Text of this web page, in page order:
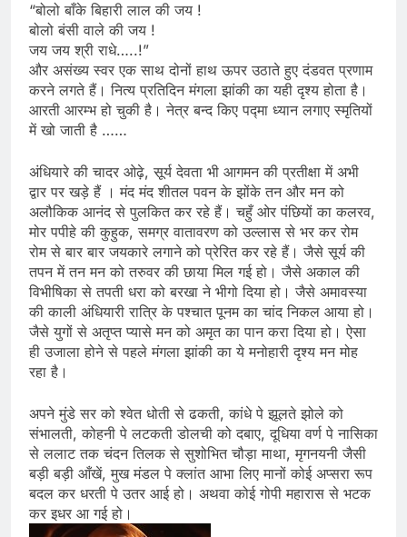
“बोलो बाँके बिहारी लाल की जय !
बोलो बंसी वाले की जय !
जय जय श्री राधे…..!”
और असंख्य स्वर एक साथ दोनों हाथ ऊपर उठाते हुए दंडवत प्रणाम
करने लगते हैं। नित्य प्रतिदिन मंगला झांकी का यही दृश्य होता है।
आरती आरम्भ हो चुकी है। नेत्र बन्द किए पद्मा ध्यान लगाए स्मृतियों
में खो जाती है ……
अंधियारे की चादर ओढ़े, सूर्य देवता भी आगमन की प्रतीक्षा में अभी
द्वार पर खड़े हैं । मंद मंद शीतल पवन के झोंके तन और मन को
अलौकिक आनंद से पुलकित कर रहे हैं। चहुँ ओर पंछियों का कलरव,
मोर पपीहे की कुहुक, समग्र वातावरण को उल्लास से भर कर रोम
रोम से बार बार जयकारे लगाने को प्रेरित कर रहे हैं। जैसे सूर्य की
तपन में तन मन को तरुवर की छाया मिल गई हो। जैसे अकाल की
विभीषिका से तपती धरा को बरखा ने भीगो दिया हो। जैसे अमावस्या
की काली अंधियारी रात्रि के पश्चात पूनम का चांद निकल आया हो।
जैसे युगों से अतृप्त प्यासे मन को अमृत का पान करा दिया हो। ऐसा
ही उजाला होने से पहले मंगला झांकी का ये मनोहारी दृश्य मन मोह
रहा है।
अपने मुंडे सर को श्वेत धोती से ढकती, कांधे पे झूलते झोले को
संभालती, कोहनी पे लटकती डोलची को दबाए, दूधिया वर्ण पे नासिका
से ललाट तक चंदन तिलक से सुशोभित चौड़ा माथा, मृगनयनी जैसी
बड़ी बड़ी आँखें, मुख मंडल पे क्लांत आभा लिए मानों कोई अप्सरा रूप
बदल कर धरती पे उतर आई हो। अथवा कोई गोपी महारास से भटक
कर इधर आ गई हो।